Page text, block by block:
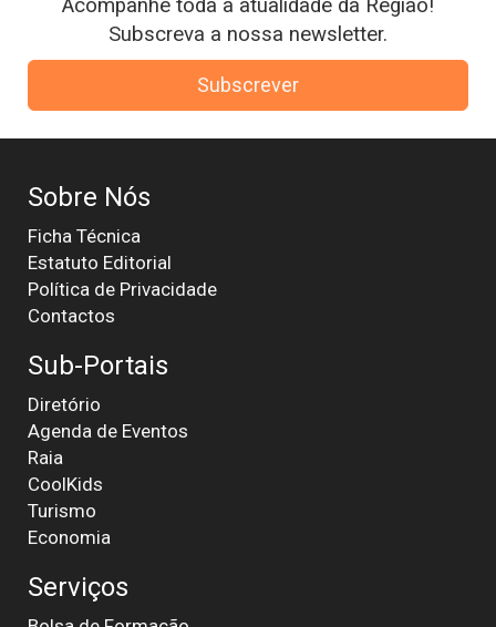
Acompanhe toda a atualidade da Região!
Subscreva a nossa newsletter.
Subscrever
Sobre Nós
Ficha Técnica
Estatuto Editorial
Política de Privacidade
Contactos
Sub-Portais
Diretório
Agenda de Eventos
Raia
CoolKids
Turismo
Economia
Serviços